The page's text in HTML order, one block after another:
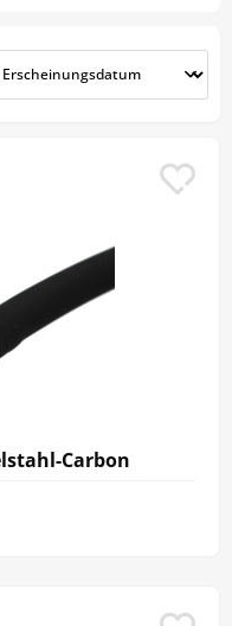
sichere
wird in den
eingeschraubt
um das Rauchen
Carbon